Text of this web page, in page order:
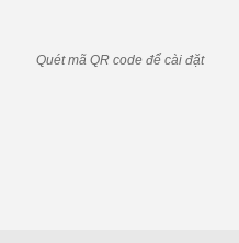
Quét mã QR code để cài đặt